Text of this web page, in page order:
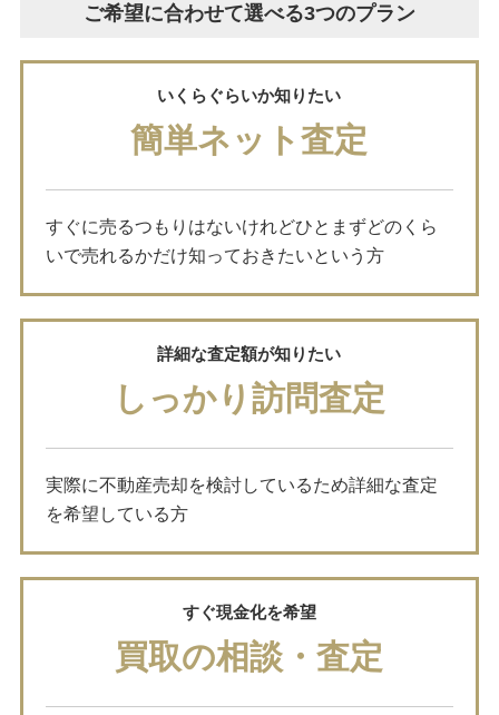
ご希望に合わせて選べる3つのプラン
いくらぐらいか知りたい
簡単ネット査定
すぐに売るつもりはないけれどひとまずどのくら
いで売れるかだけ知っておきたいという方
詳細な査定額が知りたい
しっかり訪問査定
実際に不動産売却を検討しているため詳細な査定
を希望している方
すぐ現金化を希望
買取の相談・査定